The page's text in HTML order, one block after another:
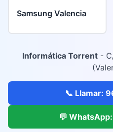
Samsung Valencia
Informática Torrent- C/
📞 Llamar:
💬